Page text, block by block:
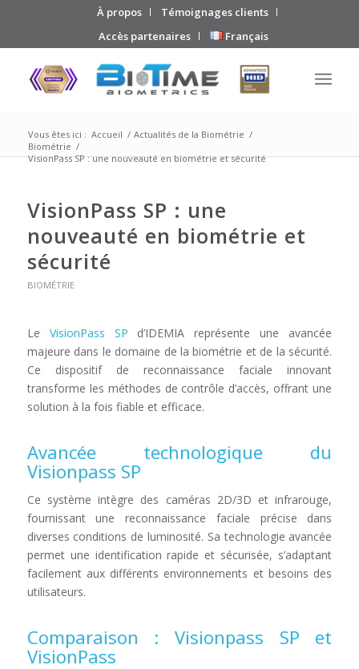
À propos
Témoignages clients
Accès partenaires
Français
Vous êtes ici : Accueil / Actualités de la Biométrie /
Biométrie /
VisionPass SP : une nouveauté en biométrie et sécurité
VisionPass SP : une
nouveauté en biométrie et
sécurité
BIOMÉTRIE
Le VisionPass SP d’IDEMIA représente une avancée
majeure dans le domaine de la biométrie et de la sécurité.
Ce dispositif de reconnaissance faciale innovant
transforme les méthodes de contrôle d’accès, offrant une
solution à la fois fiable et efficace.
Avancée technologique du
Visionpass SP
Ce système intègre des caméras 2D/3D et infrarouge,
fournissant une reconnaissance faciale précise dans
diverses conditions de luminosité. Sa technologie avancée
permet une identification rapide et sécurisée, s’adaptant
facilement aux différents environnements et besoins des
utilisateurs.
Comparaison : Visionpass SP et
VisionPass